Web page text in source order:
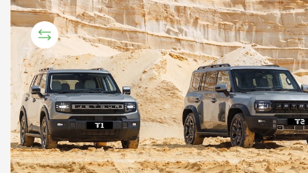
СРАВНИТЕЛЬНЫЙ ТЕСТ